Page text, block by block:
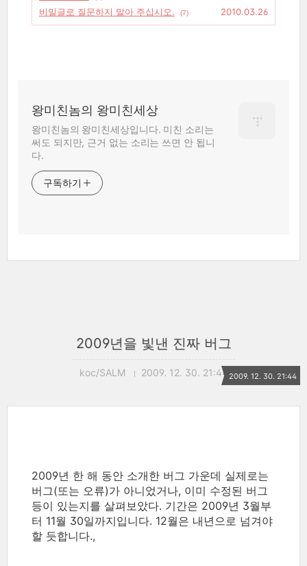
비밀글로 질문하지 말아 주십시오.
(7) 2010.03.26
왕미친놈의 왕미친세상
왕미친놈의 왕미친세상입니다. 미친 소리는
써도 되지만, 근거 없는 소리는 쓰면 안 됩니
다.
구독하기
2009년을 빛낸 진짜 버그
koc/SALM 2009. 12. 30. 21:44 2009. 12. 30. 21:44
2009년 한 해 동안 소개한 버그 가운데 실제로는
버그(또는 오류)가 아니었거나, 이미 수정된 버그
등이 있는지를 살펴보았다. 기간은 2009년 3월부
터 11월 30일까지입니다. 12월은 내년으로 넘겨야
할 듯합니다.,